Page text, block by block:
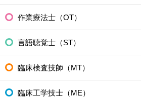
作業療法士（OT）
言語聴覚士（ST）
臨床検査技師（MT）
臨床工学技士（ME）